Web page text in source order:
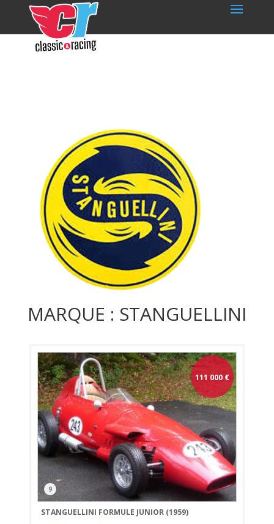
MARQUE : STANGUELLINI
111 000€
9
STANGUELLINI FORMULE JUNIOR (1959)